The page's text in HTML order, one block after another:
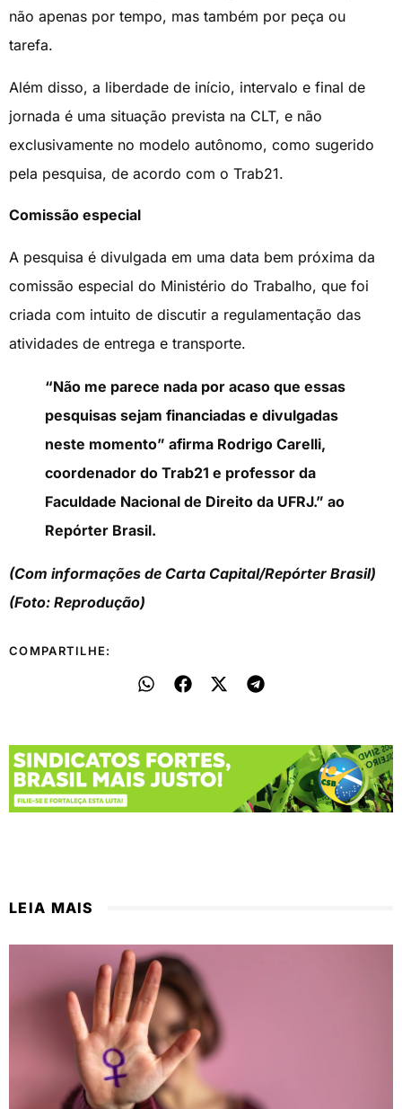
não apenas por tempo, mas também por peça ou
tarefa.
Além disso, a liberdade de início, intervalo e final de
jornada é uma situação prevista na CLT, e não
exclusivamente no modelo autônomo, como sugerido
pela pesquisa, de acordo com o Trab21.
Comissão especial
A pesquisa é divulgada em uma data bem próxima da
comissão especial do Ministério do Trabalho, que foi
criada com intuito de discutir a regulamentação das
atividades de entrega e transporte.
“Não me parece nada por acaso que essas
pesquisas sejam financiadas e divulgadas
neste momento” afirma Rodrigo Carelli,
coordenador do Trab21 e professor da
Faculdade Nacional de Direito da UFRJ.” ao
Repórter Brasil.
(Com informações de Carta Capital/Repórter Brasil)
(Foto: Reprodução)
COMPARTILHE:
LEIA MAIS